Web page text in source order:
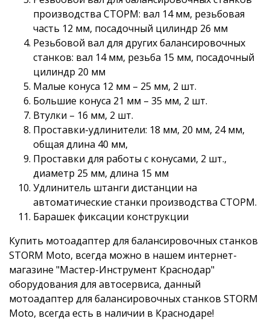
производства СТОРМ: вал 14 мм, резьбовая
часть 12 мм, посадочный цилиндр 26 мм
Резьбовой вал для других балансировочных
станков: вал 14 мм, резьба 15 мм, посадочный
цилиндр 20 мм
Малые конуса 12 мм – 25 мм, 2 шт.
Большие конуса 21 мм – 35 мм, 2 шт.
Втулки – 16 мм, 2 шт.
Проставки-удлинители: 18 мм, 20 мм, 24 мм,
общая длина 40 мм,
Проставки для работы с конусами, 2 шт.,
диаметр 25 мм, длина 15 мм
Удлинитель штанги дистанции на
автоматические станки производства СТОРМ.
Барашек фиксации конструкции
Купить мотоадаптер для балансировочных станков
STORM Moto, всегда можно в нашем интернет-
магазине "Мастер-Инструмент Краснодар"
оборудования для автосервиса, данный
мотоадаптер для балансировочных станков STORM
Moto, всегда есть в наличии в Краснодаре!